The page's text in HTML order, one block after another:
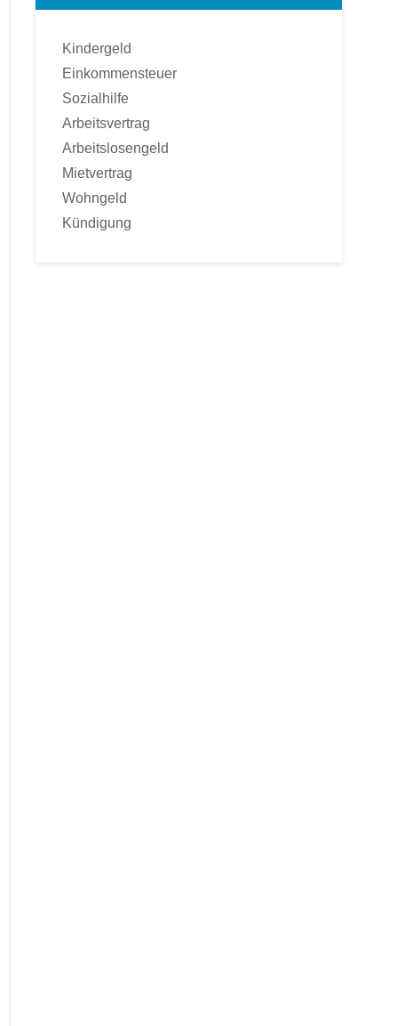
Kindergeld
Einkommensteuer
Sozialhilfe
Arbeitsvertrag
Arbeitslosengeld
Mietvertrag
Wohngeld
Kündigung